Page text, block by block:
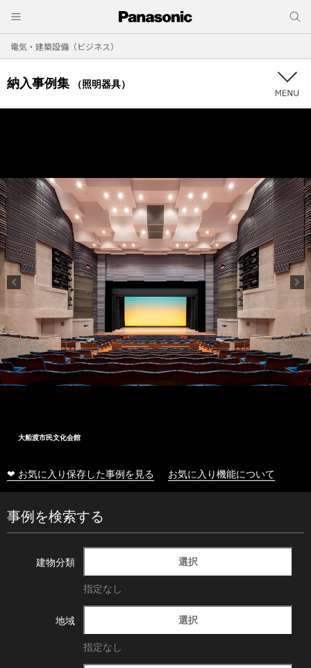
電気・建築設備（ビジネス）
納入事例集 （照明器具）
大船渡市民文化会館
❤ お気に入り保存した事例を見る お気に入り機能について
事例を検索する
建物分類 選択
指定なし
地域 選択
指定なし